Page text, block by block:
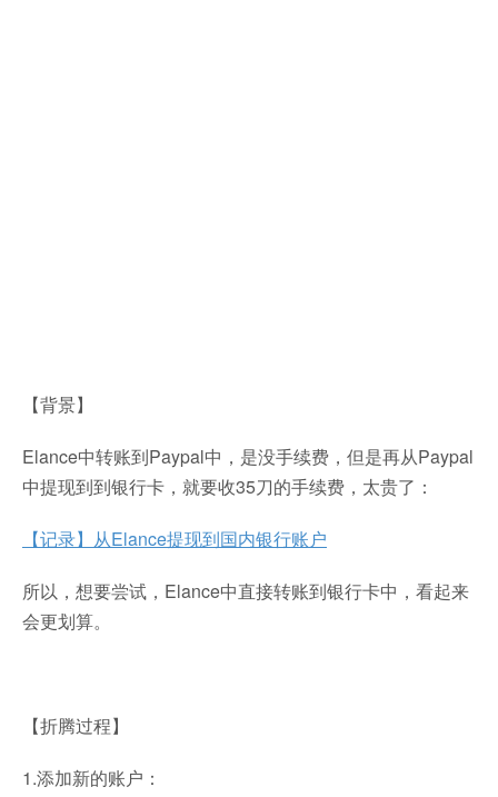
【背景】
Elance中转账到Paypal中，是没手续费，但是再从Paypal
中提现到到银行卡，就要收35刀的手续费，太贵了：
【记录】从Elance提现到国内银行账户
所以，想要尝试，Elance中直接转账到银行卡中，看起来
会更划算。
【折腾过程】
1.添加新的账户：